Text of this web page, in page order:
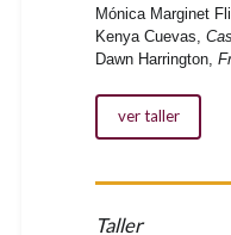
Mónica Marginet
Kenya Cuevas,
Dawn Harrington,
ver taller
Taller